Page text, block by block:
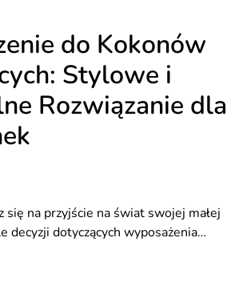
do Kokonów
Stylowe i
Rozwiązanie dla
na przyjście na świat swojej małej
decyzji dotyczących wyposażenia…